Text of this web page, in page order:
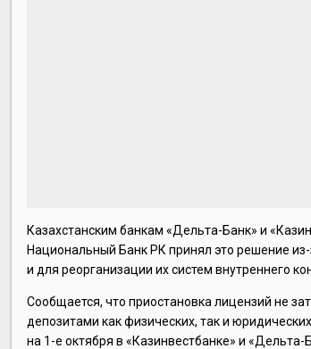
Казахстанским банкам «Дельта-Банк» и
Национальный Банк РК принял это решение
и для реорганизации их систем внутреннего
Сообщается, что приостановка лицензий не
депозитами как физических, так и
на 1-е октября в «Казинвестбанке» и «Дельта-